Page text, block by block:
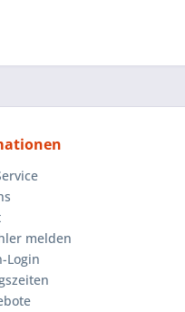
melden
Login